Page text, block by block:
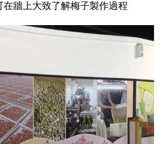
牆上大致了解梅子製作過程